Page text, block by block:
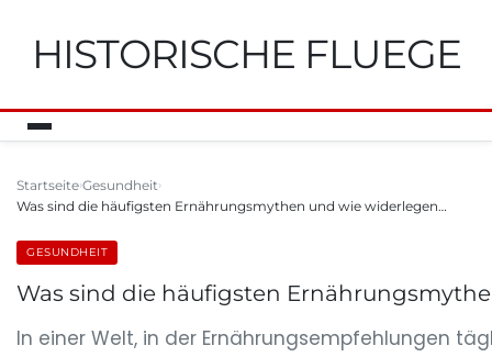
HISTORISCHE FLUEGE
Startseite Gesundheit
Was sind die häufigsten Ernährungsmythen und wie widerlegen…
GESUNDHEIT
Was sind die häufigsten
In einer Welt, in der Ernährungsempfehlungen